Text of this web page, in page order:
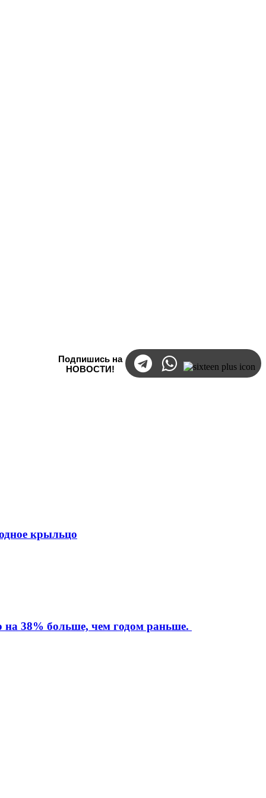
Подпишись на
НОВОСТИ!
крыльцо
на 38% больше, чем годом раньше.